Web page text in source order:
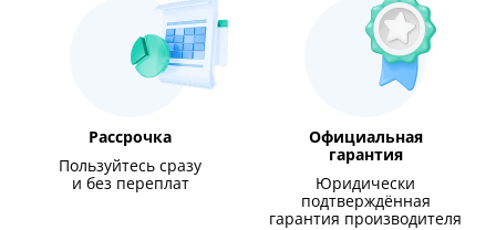
Рассрочка
Пользуйтесь сразу
и без переплат
Официальная
гарантия
Юридически
подтверждённая
гарантия производителя